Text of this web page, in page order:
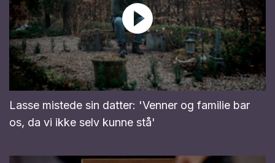
Lasse mistede sin datter: 'Venner og familie bar
os, da vi ikke selv kunne stå'